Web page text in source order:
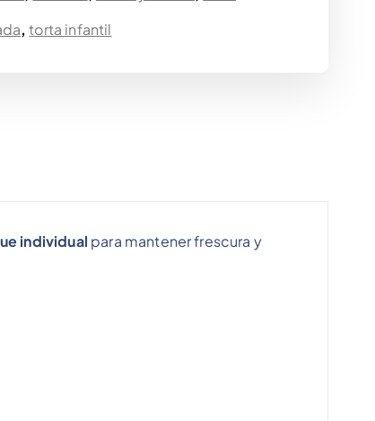
,torta infantil
individual para mantener frescura y